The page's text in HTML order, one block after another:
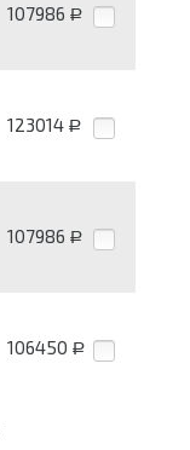
107986 Р
123014 Р
107986 Р
106450 Р